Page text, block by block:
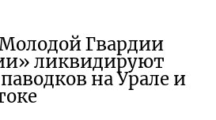
Гвардии
ликвидируют
на Урале и